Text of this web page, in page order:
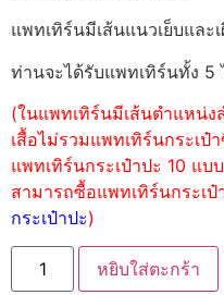
แพทเทิร์นมีเส้นแนวเย็บและ
ท่านจะได้รับแพทเทิร์นทั้ง 5
(ในแพทเทิร์นมีเส้นตำแหน่ง
เสื้อไม่รวมแพทเทิร์นกระเป๋
แพทเทิร์นกระเป๋าปะ 10 แ
สามารถซื้อแพทเทิร์นกระเ
กระเป๋าปะ)
หยิบใส่ตะกร้า